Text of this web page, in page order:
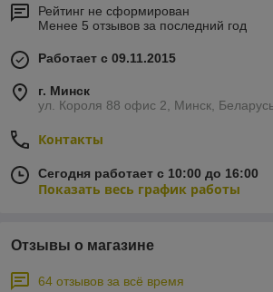
Рейтинг не сформирован
Менее 5 отзывов за последний год
Работает с 09.11.2015
г. Минск
ул. Короля 88 офис 2, Минск,
Контакты
Сегодня работает с 10:00 до 16:00
Показать весь график работы
Отзывы о магазине
64 отзывов за всё время